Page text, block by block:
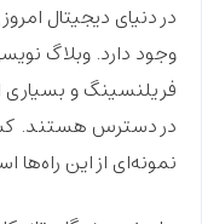
در دنیای دیجیتال
وجود دارد. وبلاگ
فریلنسینگ و
در دسترس هستند.
نمونه‌ای از این راه‌ها